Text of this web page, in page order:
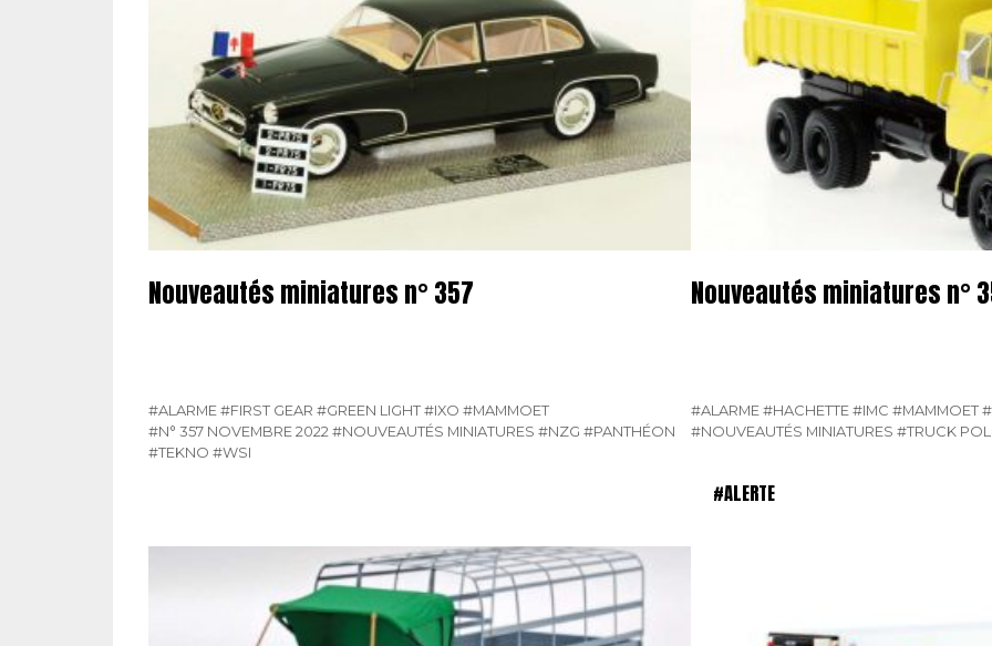
Nouveautés miniatures n° 357
#ALARME#FIRST GEAR #GREEN LIGHT#IXO #MAMMOET
#N° 357 NOVEMBRE 2022 #NOUVEAUTÉS MINIATURES #NZG #PANTHÉON
#TEKNO #WSI
Nouveautés miniatures n°
#ALARME#HACHETTE#IMC #MAMMOET
#NOUVEAUTÉS MINIATURES #TRUCK
#ALERTE